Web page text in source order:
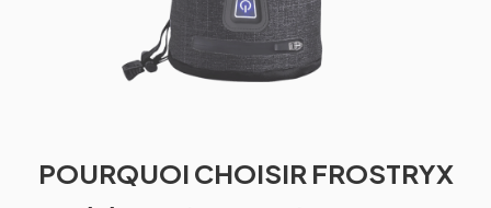
POURQUOI CHOISIR FROSTRYX